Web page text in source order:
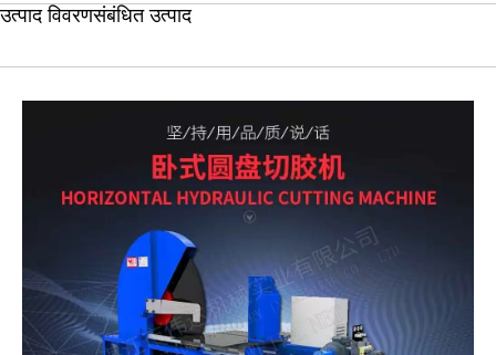
उत्पाद विवरणसंबंधित उत्पाद